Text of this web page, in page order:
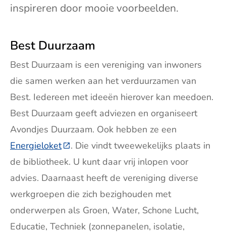
inspireren door mooie voorbeelden.
Best Duurzaam
Best Duurzaam is een vereniging van inwoners
die samen werken aan het verduurzamen van
Best. Iedereen met ideeën hierover kan meedoen.
Best Duurzaam geeft adviezen en organiseert
Avondjes Duurzaam. Ook hebben ze een
Energieloket(Deze link gaat naar een externe
. Die vindt tweewekelijks plaats in
de bibliotheek. U kunt daar vrij inlopen voor
advies. Daarnaast heeft de vereniging diverse
werkgroepen die zich bezighouden met
onderwerpen als Groen, Water, Schone Lucht,
Educatie, Techniek (zonnepanelen, isolatie,